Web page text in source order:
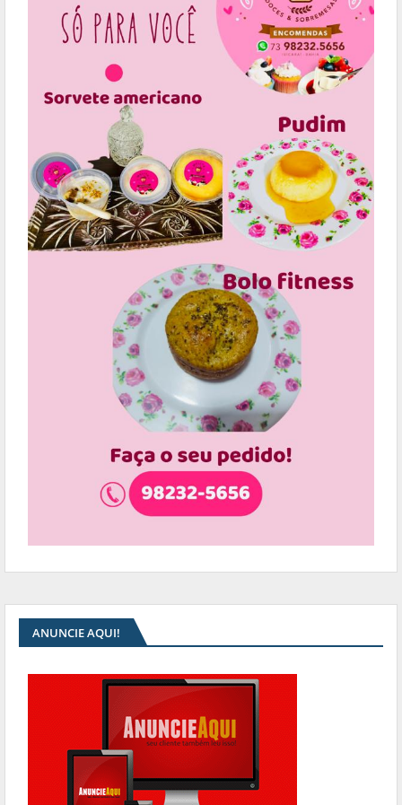
ANUNCIE AQUI!